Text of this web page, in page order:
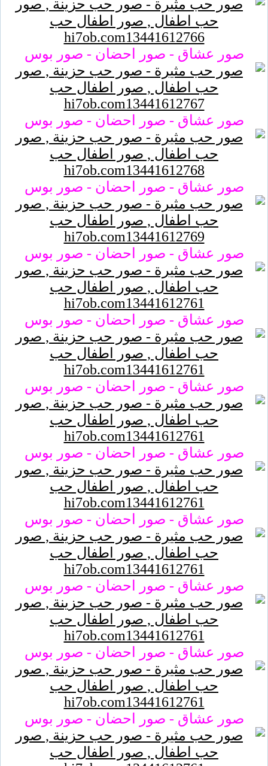
صور عشاق - صور احضان - صور بوس
صور عشاق - صور احضان - صور بوس
صور عشاق - صور احضان - صور بوس
صور عشاق - صور احضان - صور بوس
صور عشاق - صور احضان - صور بوس
صور عشاق - صور احضان - صور بوس
صور عشاق - صور احضان - صور بوس
صور عشاق - صور احضان - صور بوس
صور عشاق - صور احضان - صور بوس
صور عشاق - صور احضان - صور بوس
صور عشاق - صور احضان - صور بوس